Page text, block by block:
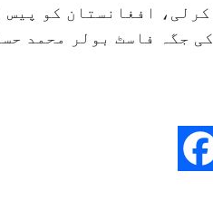
افغانستان کو
جگہ فاسٹ بولر محمد